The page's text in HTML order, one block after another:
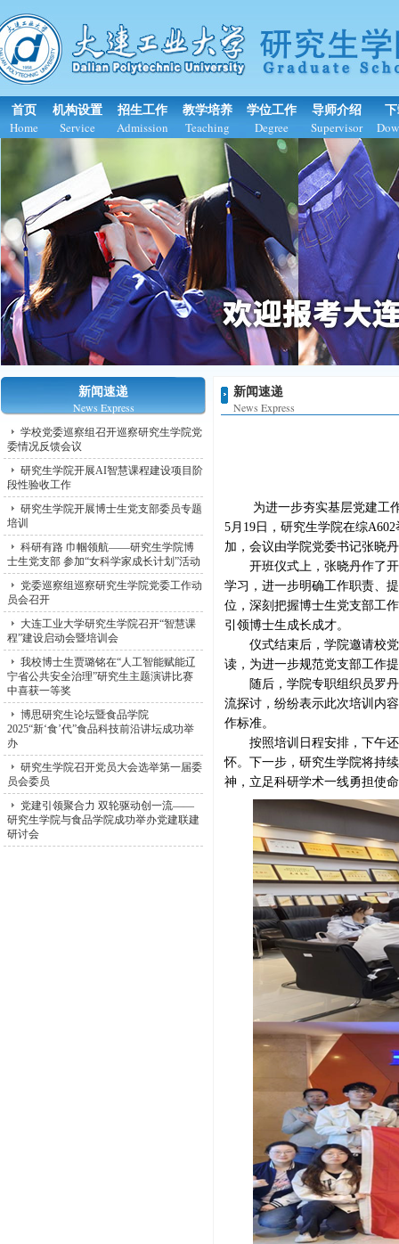
首页
Home
机构设置
Service
招生工作
Admission
教学培养
Teaching
学位工作
Degree
导师介绍
Supervisor
新闻速递
News Express
学校党委巡察组召开巡察研究生学院党
委情况反馈会议
研究生学院开展AI智慧课程建设项目阶
段性验收工作
研究生学院开展博士生党支部委员专题
培训
科研有路 巾帼领航——研究生学院博
士生党支部 参加“女科学家成长计划”活动
党委巡察组巡察研究生学院党委工作动
员会召开
大连工业大学研究生学院召开“智慧课
程”建设启动会暨培训会
我校博士生贾璐铭在“人工智能赋能辽
宁省公共安全治理”研究生主题演讲比赛
中喜获一等奖
博思研究生论坛暨食品学院
2025“新‘食’代”食品科技前沿讲坛成功举
办
研究生学院召开党员大会选举第一届委
员会委员
党建引领聚合力 双轮驱动创一流——
研究生学院与食品学院成功举办党建联建
研讨会
新闻速递
News Express
为进一步夯实基层党建工
5月 19 日，研究生学院在综A602
加，会议由学院党委书记张晓
开班仪式上，张晓丹作了开
学习，进一步明确工作职责、
位，深刻把握博士生党支部工
引领博士生成长成才。
仪式结束后，学院邀请校党
读，为进一步规范党支部工作
随后，学院专职组织员罗丹
流探讨，纷纷表示此次培训内
作标准。
按照培训日程安排，下午还
怀。下一步，研究生学院将持
神，立足科研学术一线勇担使